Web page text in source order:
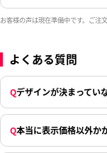
お客様の声は現在準備中です。ご注
よくある質問
Qデザインが決まってい
Q本当に表示価格以外か